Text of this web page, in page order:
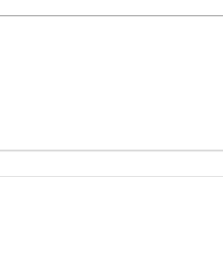
: Séjour avec cuisine équipée, 2